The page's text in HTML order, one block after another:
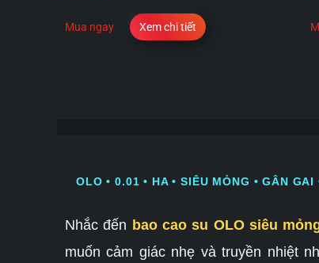
Mua ngay Xem chi tiết
OLO • 0.01 • HA • SIÊU MỎNG • GÂN
Nhắc đến bao cao su OLO siêu
muốn cảm giác nhẹ và truyền nhiệt